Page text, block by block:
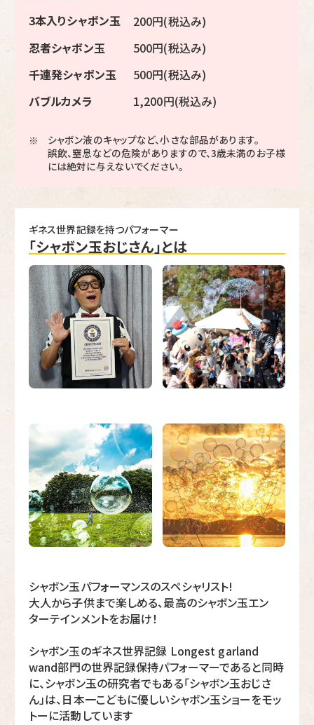
3本入りシャボン玉
200円(税込み)
忍者シャボン玉
500円(税込み)
千連発シャボン玉
500円(税込み)
バブルカメラ
1,200円(税込み)
※
シャボン液のキャップなど、小さな部品があります。
誤飲、窒息などの危険がありますので、3歳未満のお子様
には絶対に与えないでください。
ギネス世界記録を持つパフォーマー
「シャボン玉おじさん」とは
シャボン玉パフォーマンスのスペシャリスト!
大人から子供まで楽しめる、最高のシャボン玉エン
ターテインメントをお届け！
シャボン玉のギネス世界記録 Longest garland
wand部門の世界記録保持パフォーマーであると同時
に、シャボン玉の研究者でもある「シャボン玉おじさ
ん」は、日本一こどもに優しいシャボン玉ショーをモッ
トーに活動しています